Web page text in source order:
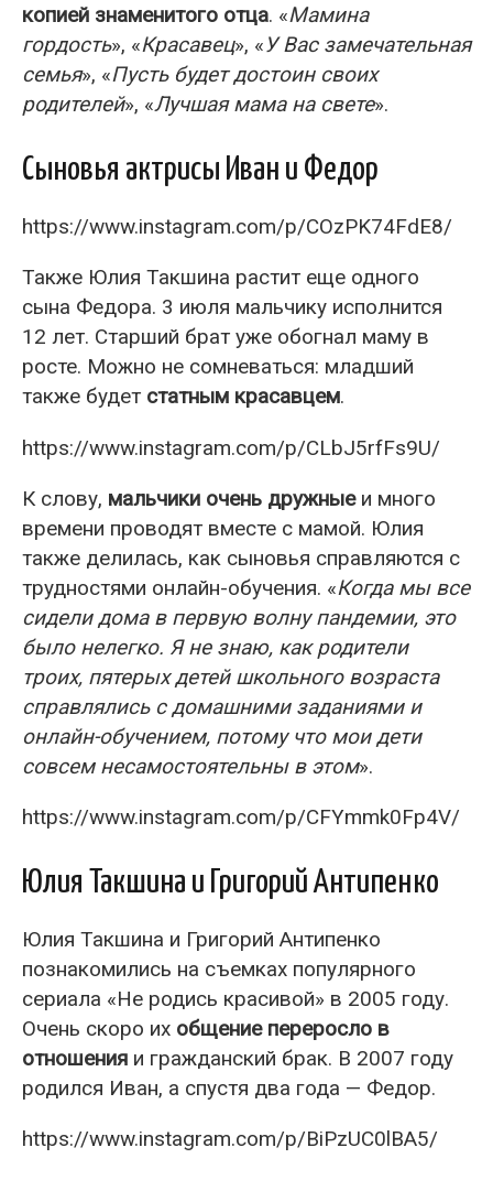
копией знаменитого отца. «Мамина
гордость», «Красавец», «У Вас замечательная
семья», «Пусть будет достоин своих
родителей», «Лучшая мама на свете».
Сыновья актрисы Иван и Федор
https://www.instagram.com/p/COzPK74FdE8/
Также Юлия Такшина растит еще одного
сына Федора. 3 июля мальчику исполнится
12 лет. Старший брат уже обогнал маму в
росте. Можно не сомневаться: младший
также будет статным красавцем.
https://www.instagram.com/p/CLbJ5rfFs9U/
К слову, мальчики очень дружныеи много
времени проводят вместе с мамой. Юлия
также делилась, как сыновья справляются с
трудностями онлайн-обучения. «Когда мы все
сидели дома в первую волну пандемии, это
было нелегко. Я не знаю, как родители
троих, пятерых детей школьного возраста
справлялись с домашними заданиями и
онлайн-обучением, потому что мои дети
совсем несамостоятельны в этом».
https://www.instagram.com/p/CFYmmk0Fp4V/
Юлия Такшина и Григорий Антипенко
Юлия Такшина и Григорий Антипенко
познакомились на съемках популярного
сериала «Не родись красивой» в 2005 году.
Очень скоро их общение переросло в
отношения и гражданский брак. В 2007 году
родился Иван, а спустя два года — Федор.
https://www.instagram.com/p/BiPzUC0lBA5/